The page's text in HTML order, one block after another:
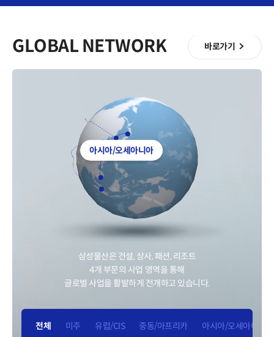
GLOBAL NETWORK 바로가기
삼성물산은 건설, 상사, 패션, 리조트
4개 부문의 사업 영역을 통해
글로벌 사업을 활발하게 전개하고 있습니다.
전체 미주 유럽/CIS 중동/아프리카 아시아/오세아니아